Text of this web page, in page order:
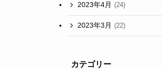
2023年4月 (24)
2023年3月 (22)
カテゴリー